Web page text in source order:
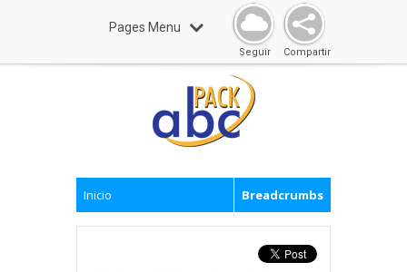
Pages Menu
Compartir
Seguir
Inicio Breadcrumbs